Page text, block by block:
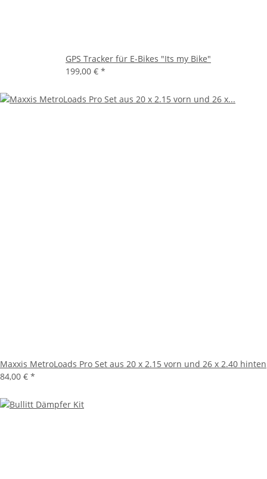
GPS Tracker für E-Bikes "Its my Bike"
199,00 € *
Maxxis MetroLoads Pro Set aus 20 x 2.15 vorn und 26 x 2.40 hinten
84,00 € *